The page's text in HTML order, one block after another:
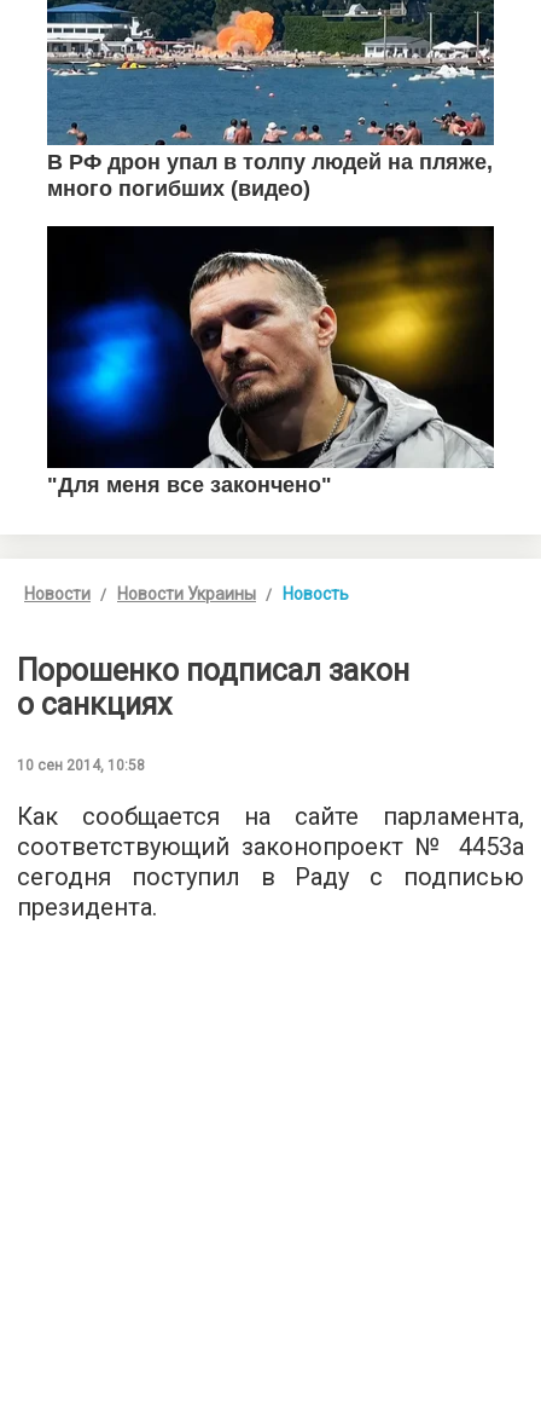
Новости Новости Украины Новость
Порошенко подписал закон
о санкциях
10 сен 2014, 10:58
Как сообщается на сайте парламента,
соответствующий законопроект № 4453а
сегодня поступил в Раду с подписью
президента.